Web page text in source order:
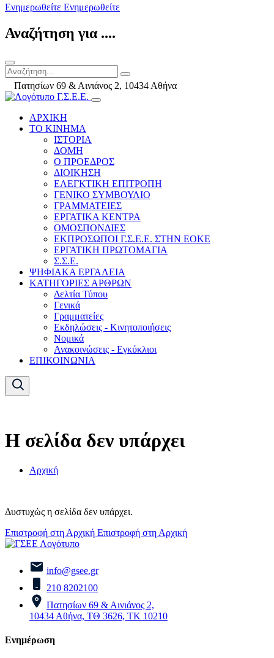
Ενημερωθείτε Ενημερωθείτε
Αναζήτηση για ....
Πατησίων 69 & Αινιάνος 2, 10434 Αθήνα
ΑΡΧΙΚΗ
ΤΟ ΚΙΝΗΜΑ
ΙΣΤΟΡΙΑ
ΔΟΜΗ
Ο ΠΡΟΕΔΡΟΣ
ΔΙΟΙΚΗΣΗ
ΕΛΕΓΚΤΙΚΗ ΕΠΙΤΡΟΠΗ
ΓΕΝΙΚΟ ΣΥΜΒΟΥΛΙΟ
ΓΡΑΜΜΑΤΕΙΕΣ
ΕΡΓΑΤΙΚΑ ΚΕΝΤΡΑ
ΟΜΟΣΠΟΝΔΙΕΣ
ΕΚΠΡΟΣΩΠΟΙ Γ.Σ.Ε.Ε. ΣΤΗΝ ΕΟΚΕ
ΕΡΓΑΤΙΚΗ ΠΡΩΤΟΜΑΓΙΑ
Σ.Σ.Ε.
ΨΗΦΙΑΚΑ ΕΡΓΑΛΕΙΑ
ΚΑΤΗΓΟΡΙΕΣ ΑΡΘΡΩΝ
Δελτία Τύπου
Γενικά
Γραμματείες
Εκδηλώσεις - Κινητοποιήσεις
Νομικά
Ανακοινώσεις - Εγκύκλιοι
ΕΠΙΚΟΙΝΩΝΙΑ
Η σελίδα δεν υπάρχει
Αρχική
Δυστυχώς η σελίδα δεν υπάρχει.
Επιστροφή στη Αρχική Επιστροφή στη Αρχική
info@gsee.gr
210 8202100
Πατησίων 69 & Αινιάνος 2,
10434 Αθήνα, ΤΘ 3626, ΤΚ 10210
Ενημέρωση